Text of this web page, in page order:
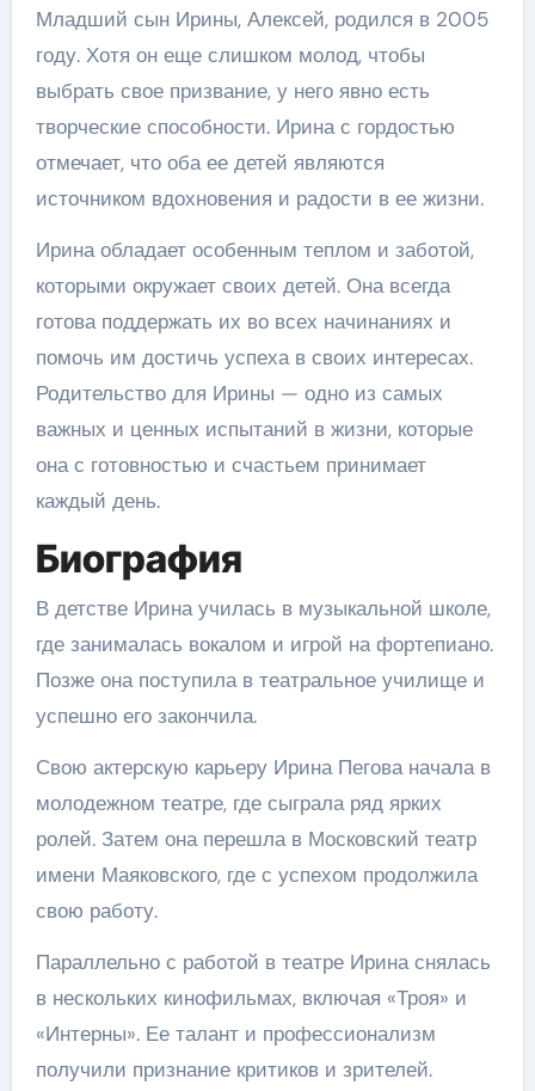
Младший сын Ирины, Алексей, родился в 2005
году. Хотя он еще слишком молод, чтобы
выбрать свое призвание, у него явно есть
творческие способности. Ирина с гордостью
отмечает, что оба ее детей являются
источником вдохновения и радости в ее жизни.
Ирина обладает особенным теплом и заботой,
которыми окружает своих детей. Она всегда
готова поддержать их во всех начинаниях и
помочь им достичь успеха в своих интересах.
Родительство для Ирины — одно из самых
важных и ценных испытаний в жизни, которые
она с готовностью и счастьем принимает
каждый день.
Биография
В детстве Ирина училась в музыкальной школе,
где занималась вокалом и игрой на фортепиано.
Позже она поступила в театральное училище и
успешно его закончила.
Свою актерскую карьеру Ирина Пегова начала в
молодежном театре, где сыграла ряд ярких
ролей. Затем она перешла в Московский театр
имени Маяковского, где с успехом продолжила
свою работу.
Параллельно с работой в театре Ирина снялась
в нескольких кинофильмах, включая «Троя» и
«Интерны». Ее талант и профессионализм
получили признание критиков и зрителей.